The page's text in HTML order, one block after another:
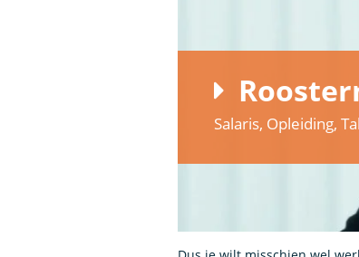
Salaris, Opleiding,